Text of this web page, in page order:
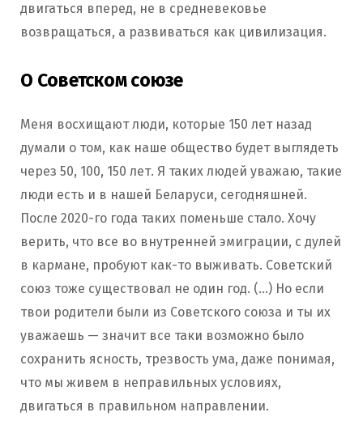
двигаться вперед, не в средневековье
возвращаться, а развиваться как цивилизация.
О Советском союзе
Меня восхищают люди, которые 150 лет назад
думали о том, как наше общество будет выглядеть
через 50, 100, 150 лет. Я таких людей уважаю, такие
люди есть и в нашей Беларуси, сегодняшней.
После 2020-го года таких поменьше стало. Хочу
верить, что все во внутренней эмиграции, с дулей
в кармане, пробуют как-то выживать. Советский
союз тоже существовал не один год. (…) Но если
твои родители были из Советского союза и ты их
уважаешь — значит все таки возможно было
сохранить ясность, трезвость ума, даже понимая,
что мы живем в неправильных условиях,
двигаться в правильном направлении.